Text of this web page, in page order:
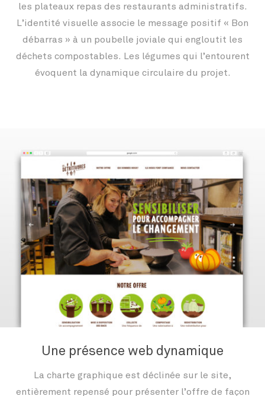
les plateaux repas des restaurants administratifs.
L’identité visuelle associe le message positif « Bon
débarras » à un poubelle joviale qui engloutit les
déchets compostables. Les légumes qui l’entourent
évoquent la dynamique circulaire du projet.
Une présence web dynamique
La charte graphique est déclinée sur le site,
entièrement repensé pour présenter l’offre de façon